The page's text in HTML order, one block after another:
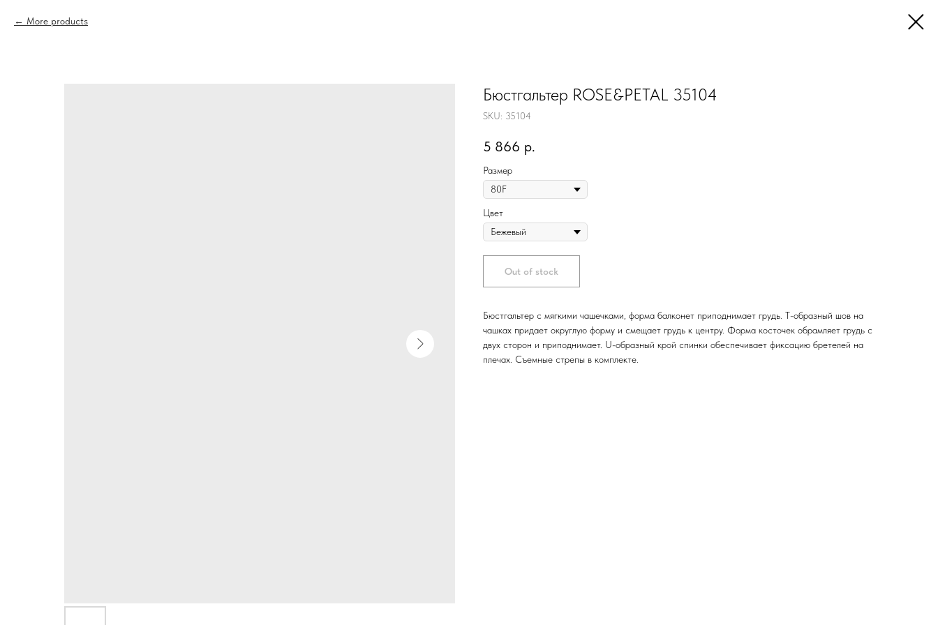
More products
Бюстгальтер ROSE&PETAL 35104
SKU: 35104
5 866 р.
Размер
Цвет
Out of stock
Бюстгальтер с мягкими чашечками, форма балконет приподнимает грудь. T-образный шов на
чашках придает округлую форму и смещает грудь к центру. Форма косточек обрамляет грудь с
двух сторон и приподнимает. U-образный крой спинки обеспечивает фиксацию бретелей на
плечах. Съемные стрепы в комплекте.